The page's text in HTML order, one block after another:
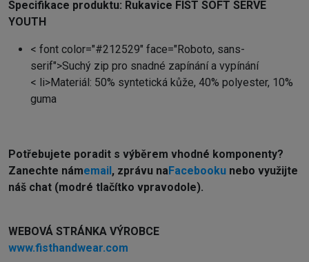
Specifikace produktu: Rukavice FIST SOFT SERVE
YOUTH
< font color="#212529" face="Roboto, sans-
serif">Suchý zip pro snadné zapínání a vypínání
< li>Materiál: 50% syntetická kůže, 40% polyester, 10%
guma
Potřebujete poradit s výběrem vhodné komponenty?
Zanechte námemail , zprávu na Facebooku nebo využijte
náš chat (modré tlačítko vpravodole).
WEBOVÁ STRÁNKA VÝROBCE
www.fisthandwear.com